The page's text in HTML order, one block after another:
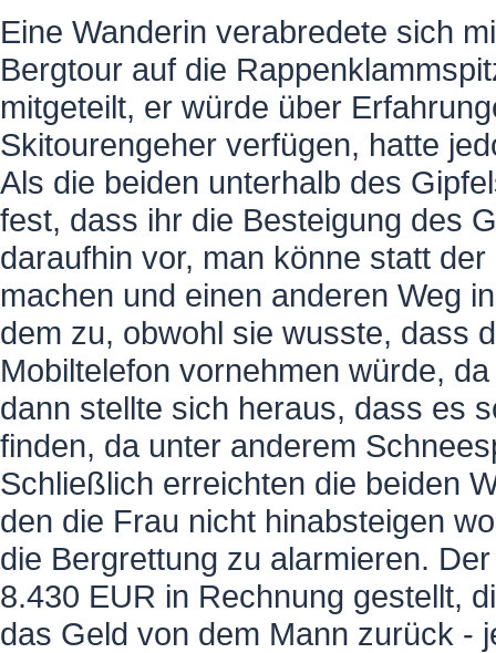
Eine Wanderin verabredete sich
Bergtour auf die
mitgeteilt, er würde über
Skitourengeher verfügen, hatte
Als die beiden unterhalb des
fest, dass ihr die Besteigung des
daraufhin vor, man könne statt
machen und einen anderen Weg
dem zu, obwohl sie wusste, dass
Mobiltelefon vornehmen würde,
dann stellte sich heraus, dass es
finden, da unter anderem
Schließlich erreichten die beiden
den die Frau nicht hinabsteigen
die Bergrettung zu alarmieren.
8.430 EUR in Rechnung gestellt,
das Geld von dem Mann zurück -